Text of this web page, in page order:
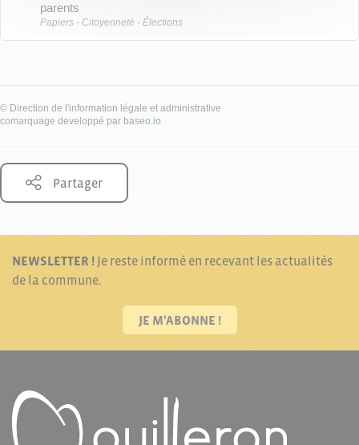
parents
Papiers - Citoyenneté - Élections
© Direction de l'information légale et administrative
comarquage developpé par baseo.io
Partager
NEWSLETTER ! Je reste informé en recevant les actualités
de la commune.
JE M'ABONNE !